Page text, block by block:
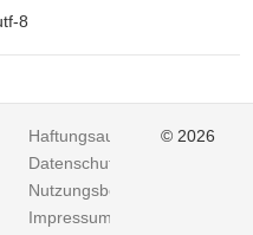
8
Haftungsausschluss
Datenschutz
Nutzungsbedingungen
Impressum
© 2026